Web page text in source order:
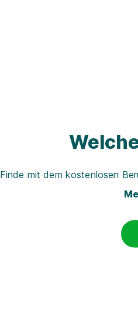
Finde mit dem kostenlosen